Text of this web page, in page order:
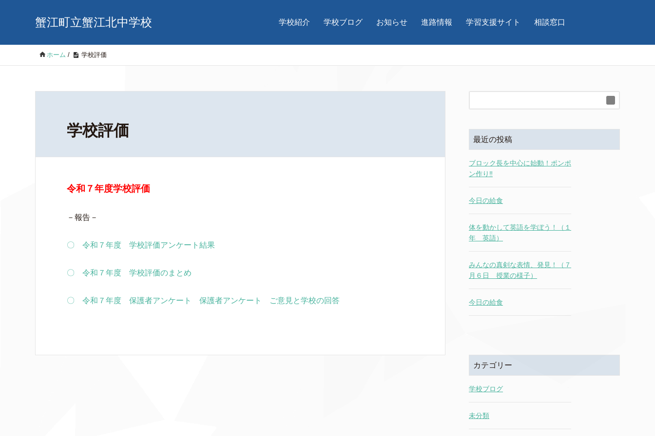
蟹江町立蟹江北中学校 学校紹介 学校ブログ お知らせ 進路情報 学習支援サイト 相談窓口
ホーム / 学校評価
学校評価
令和７年度学校評価
－報告－
〇 令和７年度 学校評価アンケート結果
〇 令和７年度 学校評価のまとめ
〇 令和７年度 保護者アンケート 保護者アンケート ご意見と学校の回答
最近の投稿
ブロック長を中心に始動！ポンポ
ン作り‼
今日の給食
体を動かして英語を学ぼう！（１
年 英語）
みんなの真剣な表情、発見！（７
月６日 授業の様子）
今日の給食
カテゴリー
学校ブログ
未分類